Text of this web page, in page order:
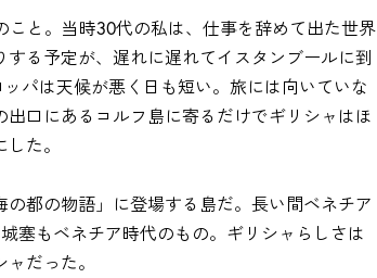
と。当時30代の私は、仕事を辞めて出た世界
る予定が、遅れに遅れてイスタンブールに到
パは天候が悪く日も短い。旅には向いていな
口にあるコルフ島に寄るだけでギリシャはほ
た。
都の物語」に登場する島だ。長い間ベネチア
塞もベネチア時代のもの。ギリシャらしさは
だった。